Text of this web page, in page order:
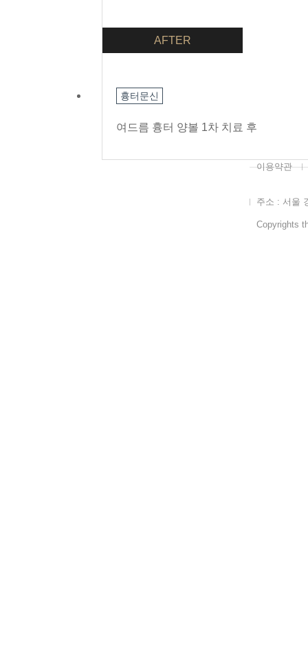
AFTER
흉터문신
여드름 흉터 양볼 1차 치료 후
이용약관
주소 : 서울
Copyrights